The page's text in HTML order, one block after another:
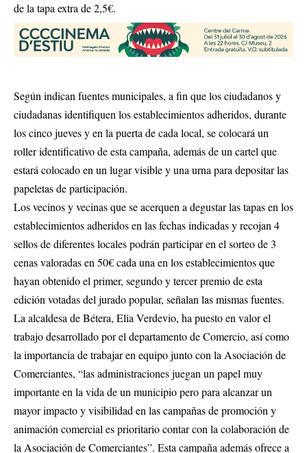
de la tapa extra de 2,5€.
Según indican fuentes municipales, a fin que los ciudadanos y
ciudadanas identifiquen los establecimientos adheridos, durante
los cinco jueves y en la puerta de cada local, se colocará un
roller identificativo de esta campaña, además de un cartel que
estará colocado en un lugar visible y una urna para depositar las
papeletas de participación.
Los vecinos y vecinas que se acerquen a degustar las tapas en los
establecimientos adheridos en las fechas indicadas y recojan 4
sellos de diferentes locales podrán participar en el sorteo de 3
cenas valoradas en 50€ cada una en los establecimientos que
hayan obtenido el primer, segundo y tercer premio de esta
edición votadas del jurado popular, señalan las mismas fuentes.
La alcaldesa de Bétera, Elia Verdevio, ha puesto en valor el
trabajo desarrollado por el departamento de Comercio, así como
la importancia de trabajar en equipo junto con la Asociación de
Comerciantes, “las administraciones juegan un papel muy
importante en la vida de un municipio pero para alcanzar un
mayor impacto y visibilidad en las campañas de promoción y
animación comercial es prioritario contar con la colaboración de
la Asociación de Comerciantes”. Esta campaña además ofrece a